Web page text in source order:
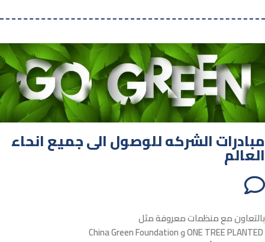
مبادرات الشركه للوصول الى جميع انحاء
العالم
بالتعاون مع منظمات معروفة مثل
China Green Foundation و ONE TREE PLANTED